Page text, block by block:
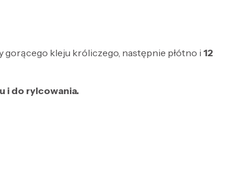
gorącego kleju króliczego, następnie płótno i 12
i do rylcowania.